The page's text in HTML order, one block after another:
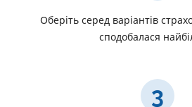
Оберіть серед варіантів
сподобалася
3